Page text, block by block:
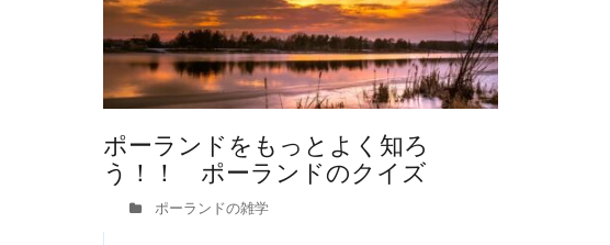
ポーランドをもっとよく知ろ
う！！ ポーランドのクイズ
ポーランドの雑学